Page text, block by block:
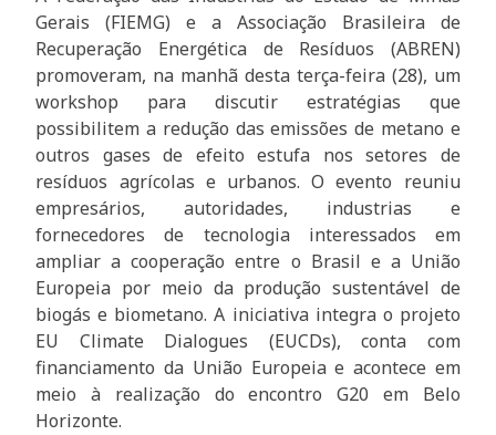
Gerais (FIEMG) e a Associação Brasileira de
Recuperação Energética de Resíduos (ABREN)
promoveram, na manhã desta terça-feira (28), um
workshop para discutir estratégias que
possibilitem a redução das emissões de metano e
outros gases de efeito estufa nos setores de
resíduos agrícolas e urbanos. O evento reuniu
empresários, autoridades, industrias e
fornecedores de tecnologia interessados em
ampliar a cooperação entre o Brasil e a União
Europeia por meio da produção sustentável de
biogás e biometano. A iniciativa integra o projeto
EU Climate Dialogues (EUCDs), conta com
financiamento da União Europeia e acontece em
meio à realização do encontro G20 em Belo
Horizonte.